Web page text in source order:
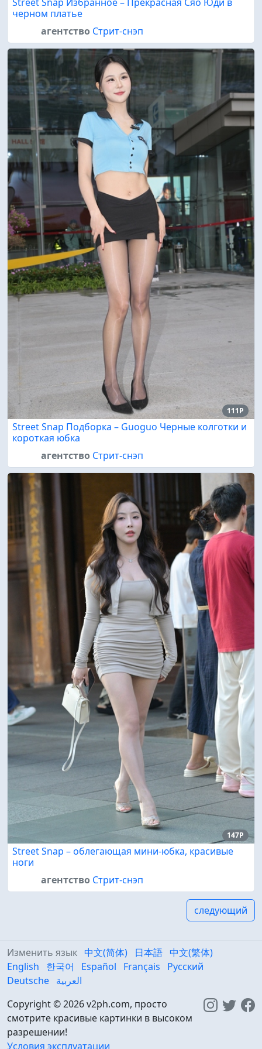
черном платье
агентство Стрит-снэп
111P
Street Snap Подборка – Guoguo Черные колготки и
короткая юбка
агентство Стрит-снэп
147P
Street Snap – облегающая мини-юбка, красивые
ноги
агентство Стрит-снэп
следующий
Изменить язык 中文(简体) 日本語 中文(繁体)
English
한국어 Español Français
Русский
Deutsche العربية
Copyright © 2026 v2ph.com, просто
смотрите красивые картинки в высоком
разрешении!
Условия эксплуатации